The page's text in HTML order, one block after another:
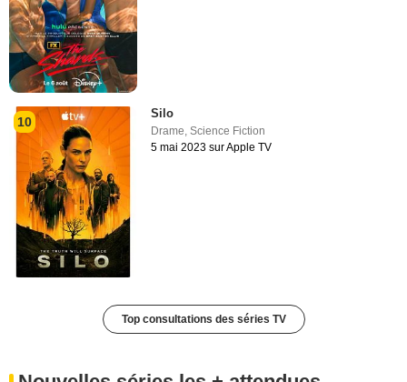
10
Silo
Drame,Science Fiction
5 mai 2023 sur Apple TV
Top consultations des séries TV